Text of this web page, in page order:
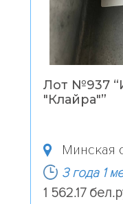
Лот №937 “
"Клайра"”
Минская
3 года 1
1 562.17